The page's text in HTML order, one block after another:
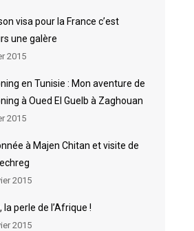
visa pour la France c’est
une galère
2015
en Tunisie : Mon aventure de
à Oued El Guelb à Zaghouan
2015
à Majen Chitan et visite de
2015
la perle de l’Afrique !
2015